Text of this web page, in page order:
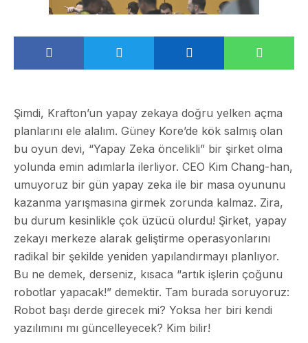
Şimdi, Krafton’un yapay zekaya doğru yelken açma
planlarını ele alalım. Güney Kore’de kök salmış olan
bu oyun devi, “Yapay Zeka öncelikli” bir şirket olma
yolunda emin adımlarla ilerliyor. CEO Kim Chang-han,
umuyoruz bir gün yapay zeka ile bir masa oyununu
kazanma yarışmasına girmek zorunda kalmaz. Zira,
bu durum kesinlikle çok üzücü olurdu! Şirket, yapay
zekayı merkeze alarak geliştirme operasyonlarını
radikal bir şekilde yeniden yapılandırmayı planlıyor.
Bu ne demek, derseniz, kısaca “artık işlerin çoğunu
robotlar yapacak!” demektir. Tam burada soruyoruz:
Robot başı derde girecek mi? Yoksa her biri kendi
yazılımını mı güncelleyecek? Kim bilir!